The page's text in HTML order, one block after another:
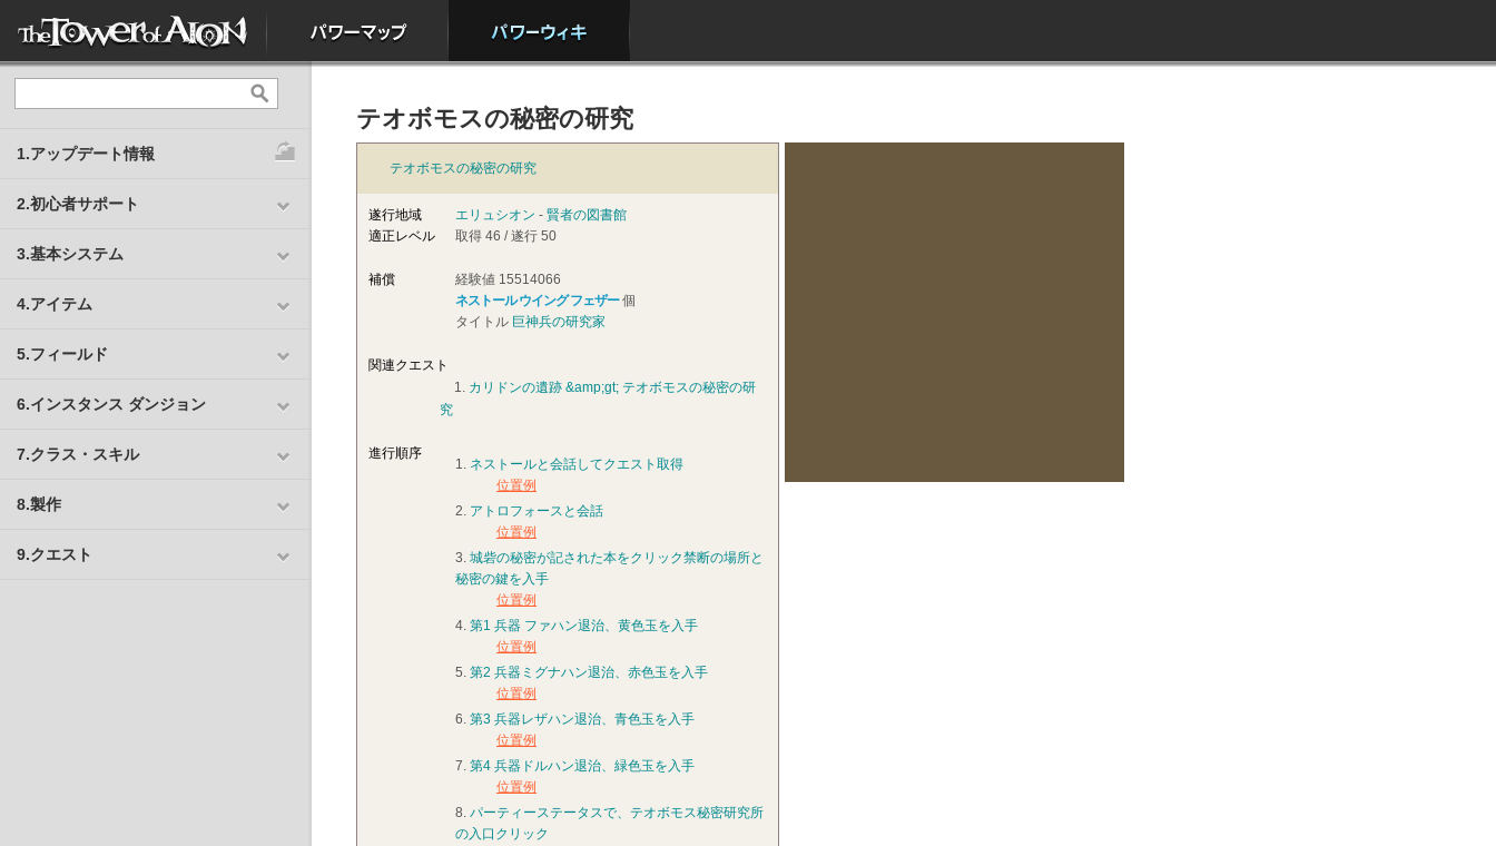
1.アップデート情報
2.初心者サポート
3.基本システム
4.アイテム
5.フィールド
6.インスタンス ダンジョン
7.クラス・スキル
8.製作
9.クエスト
テオボモスの秘密の研究
テオボモスの秘密の研究
遂行地域 エリュシオン - 賢者の図書館
適正レベル
取得 46 / 遂行 50
補償
経験値 15514066
ネストール ウイング フェザー個
タイトル 巨神兵の研究家
関連クエスト
1. カリドンの遺跡 &amp;gt; テオボモスの秘密の研
究
進行順序
1. ネストールと会話してクエスト取得
位置例
2. アトロフォースと会話
位置例
3. 城砦の秘密が記された本をクリック禁断の場所と
秘密の鍵を入手
位置例
4. 第1 兵器 ファハン退治、黄色玉を入手
位置例
5. 第2 兵器ミグナハン退治、赤色玉を入手
位置例
6. 第3 兵器レザハン退治、青色玉を入手
位置例
7. 第4 兵器ドルハン退治、緑色玉を入手
位置例
8. パーティーステータスで、テオボモス秘密研究所
の入口クリック